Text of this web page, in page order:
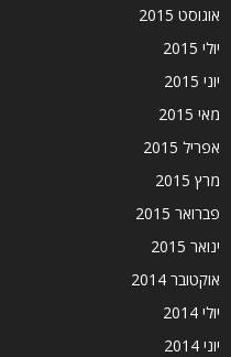
אוגוסט 2015
יולי 2015
יוני 2015
מאי 2015
אפריל 2015
מרץ 2015
פברואר 2015
ינואר 2015
אוקטובר 2014
יולי 2014
יוני 2014